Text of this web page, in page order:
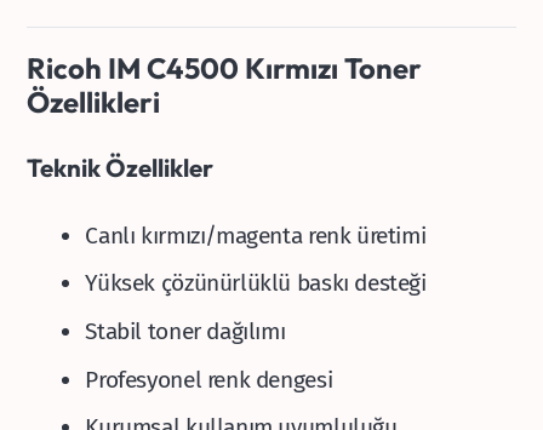
Ricoh IM C4500 Kırmızı Toner
Özellikleri
Teknik Özellikler
Canlı kırmızı/magenta renk üretimi
Yüksek çözünürlüklü baskı desteği
Stabil toner dağılımı
Profesyonel renk dengesi